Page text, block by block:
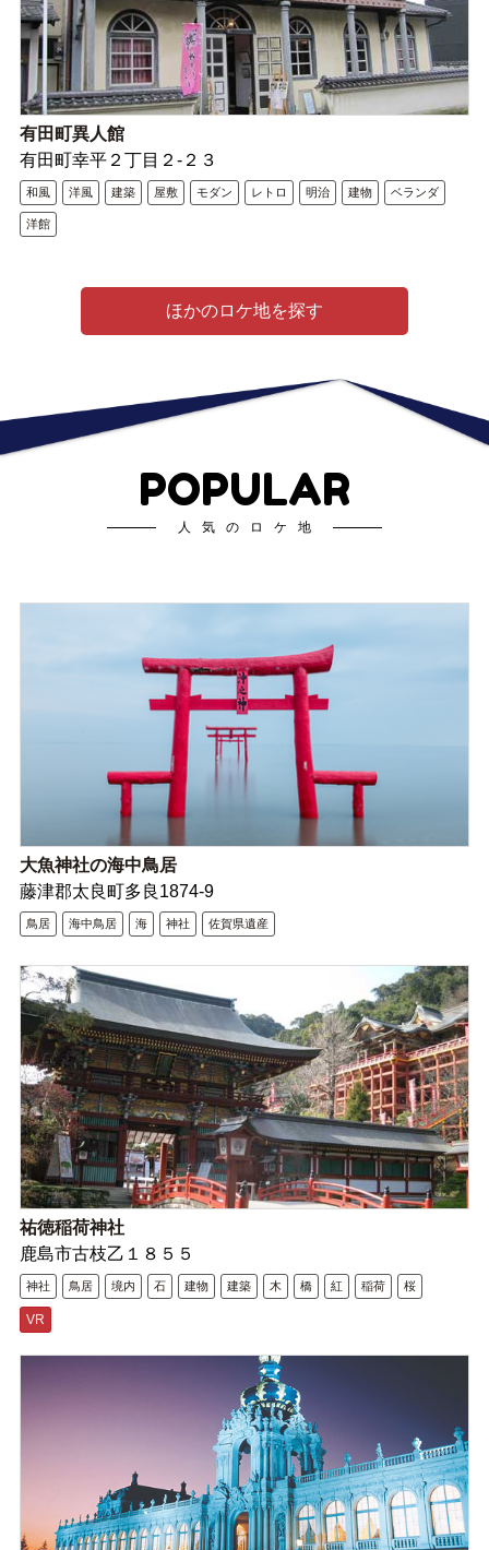
有田町異人館
有田町幸平２丁目２-２３
和風 洋風 建築 屋敷 モダン レトロ 明治 建物 ベランダ
洋館
ほかのロケ地を探す
POPULAR
人気のロケ地
大魚神社の海中鳥居
藤津郡太良町多良1874-9
鳥居 海中鳥居 海 神社 佐賀県遺産
祐徳稲荷神社
鹿島市古枝乙１８５５
神社 鳥居 境内 石 建物 建築 木 橋 紅 稲荷 桜
VR